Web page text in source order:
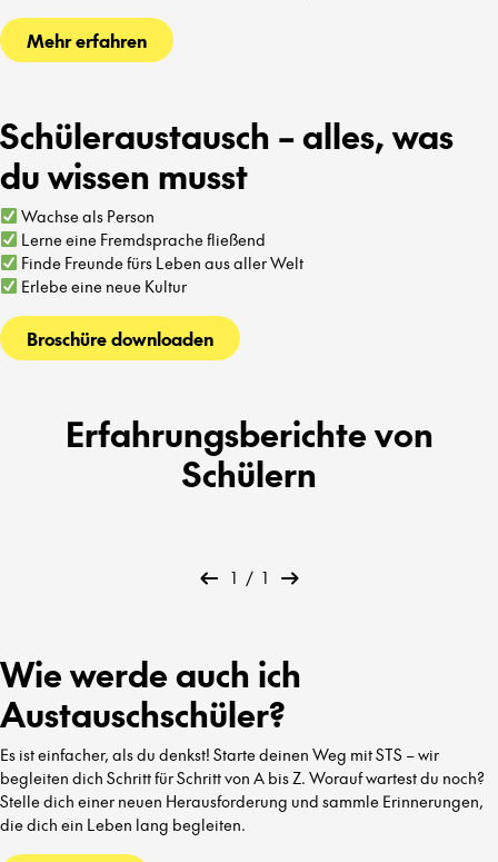
Mehr erfahren
Schüleraustausch – alles, was
du wissen musst
Wachse als Person
Lerne eine Fremdsprache fließend
Finde Freunde fürs Leben aus aller Welt
Erlebe eine neue Kultur
Broschüre downloaden
Erfahrungsberichte von
Schülern
1 / 1
Wie werde auch ich
Austauschschüler?
Es ist einfacher, als du denkst! Starte deinen Weg mit STS – wir
begleiten dich Schritt für Schritt von A bis Z. Worauf wartest du noch?
Stelle dich einer neuen Herausforderung und sammle Erinnerungen,
die dich ein Leben lang begleiten.